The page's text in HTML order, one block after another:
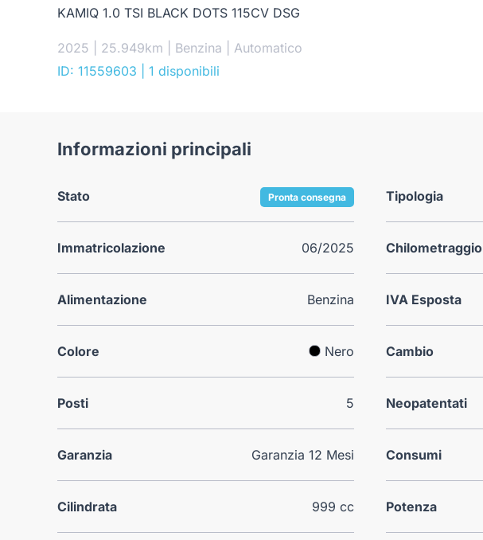
KAMIQ 1.0 TSI BLACK DOTS 115CV DSG
2025 | 25.949km | Benzina | Automatico
ID: 11559603
| 1 disponibili
Informazioni principali
Stato Pronta consegna Tipologia
Immatricolazione 06/2025 Chilometraggio
Alimentazione Benzina IVA Esposta
Colore Nero Cambio
Posti 5 Neopatentati
Garanzia Garanzia 12 Mesi Consumi
Cilindrata 999 cc Potenza